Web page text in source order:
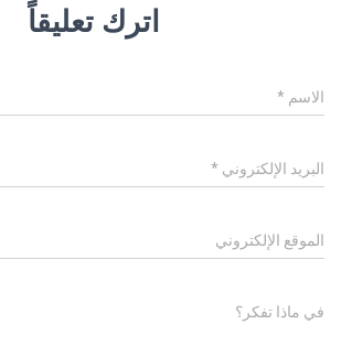
اترك تعليقاً
الاسم *
البريد الإلكتروني *
الموقع الإلكتروني
في ماذا تفكر؟